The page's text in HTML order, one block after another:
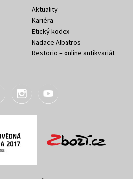
Aktuality
Kariéra
Etický kodex
Nadace Albatros
Restorio – online antikvariát